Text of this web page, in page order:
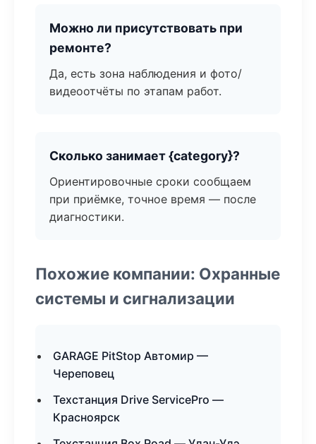
Можно ли присутствовать при
ремонте?
Да, есть зона наблюдения и фото/
видеоотчёты по этапам работ.
Сколько занимает {category}?
Ориентировочные сроки сообщаем
при приёмке, точное время — после
диагностики.
Похожие компании: Охранные
системы и сигнализации
GARAGE PitStop Автомир —
Череповец
Техстанция Drive ServicePro —
Красноярск